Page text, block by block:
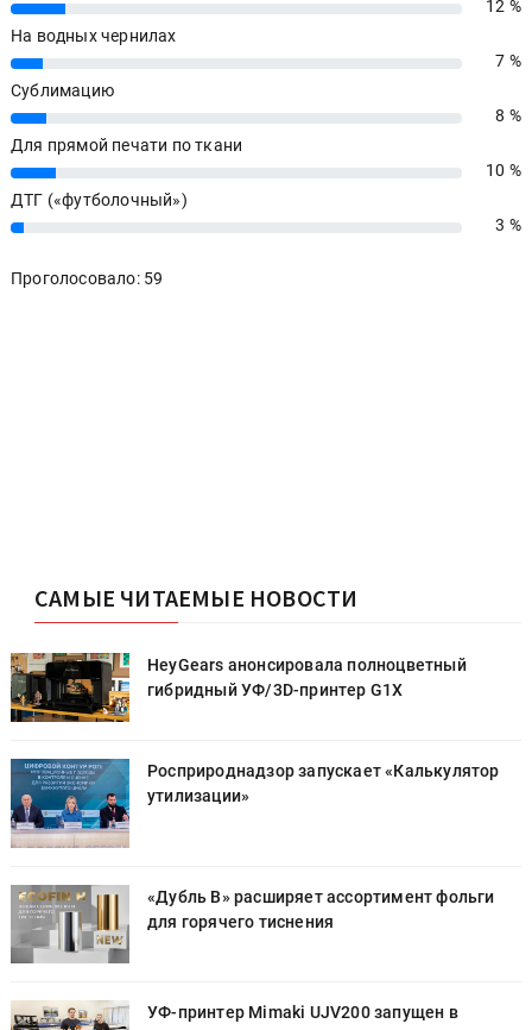
12%
12 %
На водных чернилах
7%
7 %
Сублимацию
8%
8 %
Для прямой печати по ткани
10%
10 %
ДТГ («футболочный»)
3% 3 %
Проголосовало: 59
САМЫЕ ЧИТАЕМЫЕ НОВОСТИ
HeyGears анонсировала полноцветный
гибридный УФ/3D-принтер G1X
Росприроднадзор запускает «Калькулятор
утилизации»
«Дубль В» расширяет ассортимент фольги
для горячего тиснения
УФ-принтер Mimaki UJV200 запущен в